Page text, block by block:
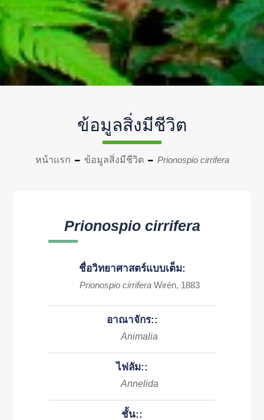
ข้อมูลสิ่งมีชีวิต
หน้าแรก ข้อมูลสิ่งมีชีวิต Prionospio cirrifera
Prionospio cirrifera
ชื่อวิทยาศาสตร์แบบเต็ม:
Prionospio cirrifera Wirén, 1883
อาณาจักร::
Animalia
ไฟลัม::
Annelida
ชั้น::